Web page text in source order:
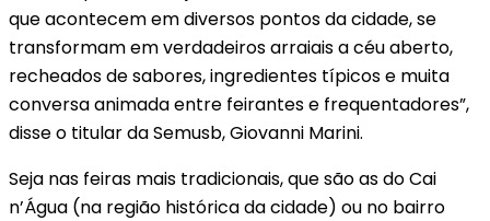
que acontecem em diversos pontos da cidade, se
transformam em verdadeiros arraiais a céu aberto,
recheados de sabores, ingredientes típicos e muita
conversa animada entre feirantes e frequentadores”,
disse o titular da Semusb, Giovanni Marini.
Seja nas feiras mais tradicionais, que são as do Cai
n’Água (na região histórica da cidade) ou no bairro